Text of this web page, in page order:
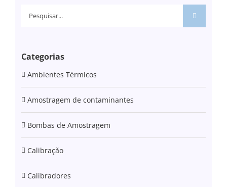
Pesquisar
Categorias
Ambientes Térmicos
Amostragem de contaminantes
Bombas de Amostragem
Calibração
Calibradores